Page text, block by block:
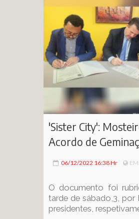
'Sister City':
Acordo de
06/12/2022 16:38 Hr EM:
O documento foi
tarde de sábado,3, por
presidentes,